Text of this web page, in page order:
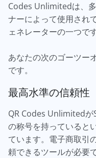
Codes Unlimitedは、
ナーによって使用され
ェネレーターの一つで
あなたの次のゴーツー
です。
最高水準の信頼性
QR Codes Unlimitedが
の称号を持っていると
ています。電子商取引
頼できるツールが必要